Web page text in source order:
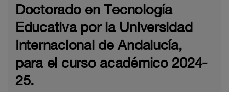
Doctorado en Tecnología
Educativa por la Universidad
Internacional de Andalucía,
para el curso académico 2024-
25.